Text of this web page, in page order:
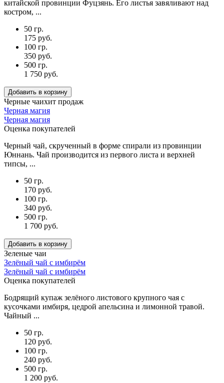
китайской провинции Фуцзянь. Его листья завяливают над
костром, ...
50 гр.
175 руб.
100 гр.
350 руб.
500 гр.
1 750 руб.
Добавить в корзину
Черные чаихит продаж
Черная магия
Черная магия
Оценка покупателей
Черный чай, скрученный в форме спирали из провинции
Юннань. Чай производится из первого листа и верхней
типсы, ...
50 гр.
170 руб.
100 гр.
340 руб.
500 гр.
1 700 руб.
Добавить в корзину
Зеленые чаи
Зелёный чай с имбирём
Зелёный чай с имбирём
Оценка покупателей
Бодрящий купаж зелёного листового крупного чая с
кусочками имбиря, цедрой апельсина и лимонной травой.
Чайный ...
50 гр.
120 руб.
100 гр.
240 руб.
500 гр.
1 200 руб.